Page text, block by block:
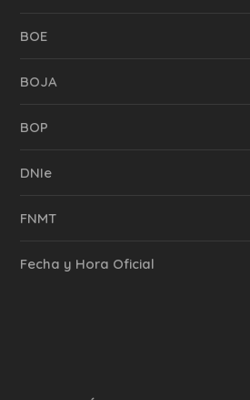
BOE
BOJA
BOP
DNIe
FNMT
Fecha y Hora Oficial